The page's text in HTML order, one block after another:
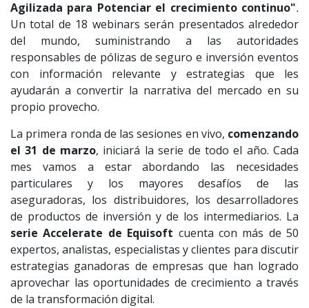
Agilizada para Potenciar el crecimiento continuo".
Un total de 18 webinars serán presentados alrededor
del mundo, suministrando a las autoridades
responsables de pólizas de seguro e inversión eventos
con información relevante y estrategias que les
ayudarán a convertir la narrativa del mercado en su
propio provecho.
La primera ronda de las sesiones en vivo, comenzando
el 31 de marzo, iniciará la serie de todo el año. Cada
mes vamos a estar abordando las necesidades
particulares y los mayores desafíos de las
aseguradoras, los distribuidores, los desarrolladores
de productos de inversión y de los intermediarios. La
serie Accelerate de Equisoft cuenta con más de 50
expertos, analistas, especialistas y clientes para discutir
estrategias ganadoras de empresas que han logrado
aprovechar las oportunidades de crecimiento a través
de la transformación digital.